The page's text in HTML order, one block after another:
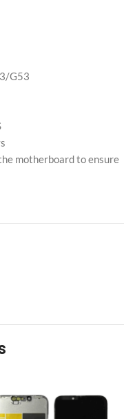
G53
motherboard to ensure